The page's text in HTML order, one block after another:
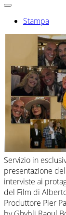
Stampa
Servizio in
presentazione
interviste ai
del Film di
Produttore Pier